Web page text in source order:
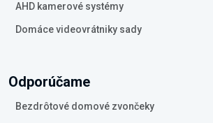
AHD kamerové systémy
Domáce videovrátniky sady
Odporúčame
Bezdrôtové domové zvončeky